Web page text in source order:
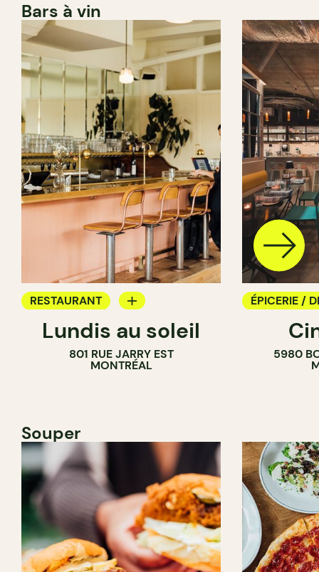
Bars à vin
RESTAURANT
BAR À VIN
Lundis au soleil
801 RUE JARRY EST
MONTRÉAL
ÉPICERIE /
COMPTOIR
CAVISTE
5980
Souper